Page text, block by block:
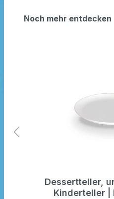
Noch mehr entdecken
Dessertteller,
Kinderteller |